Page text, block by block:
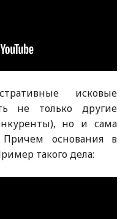
исковые
не только другие
но и сама
Причем основания в
такого дела: